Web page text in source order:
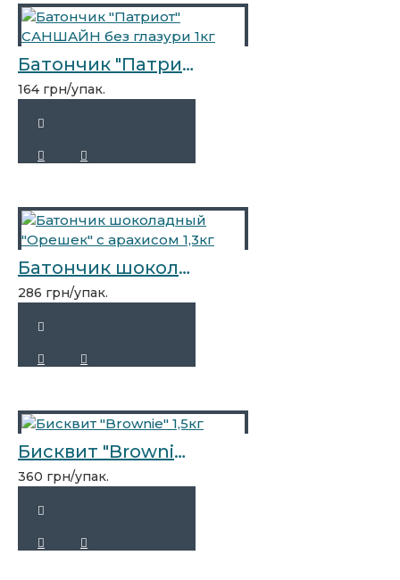
Батончик "Патриот" САНШАЙН без глазури 1кг
164 грн/упак.
Батончик шоколадный "Орешек" с арахисом 1,3кг
286 грн/упак.
Бисквит "Brownie" 1,5кг
360 грн/упак.